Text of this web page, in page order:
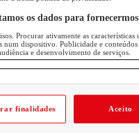
os dados para
Procurar ativamente as
num dispositivo. Publicidade e
e desenvolvimento de serviços.
finalidades Aceito